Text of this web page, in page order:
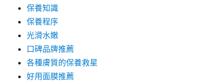
保養知識
保養程序
光滑水嫩
口碑品牌推薦
各種膚質的保養救星
好用面膜推薦